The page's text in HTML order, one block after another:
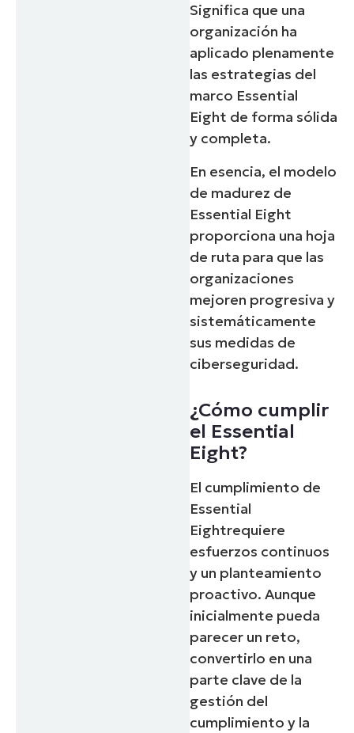
Significa que una
organización ha
aplicado plenamente
las estrategias del
marco Essential
Eight de forma sólida
y completa.
En esencia, el modelo
de madurez de
Essential Eight
proporciona una hoja
de ruta para que las
organizaciones
mejoren progresiva y
sistemáticamente
sus medidas de
ciberseguridad.
¿Cómo cumplir
el Essential
Eight?
El cumplimiento de
Essential
Eightrequiere
esfuerzos continuos
y un planteamiento
proactivo. Aunque
inicialmente pueda
parecer un reto,
convertirlo en una
parte clave de la
gestión del
cumplimiento y la